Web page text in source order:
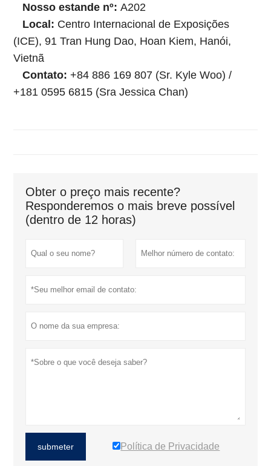
Nosso estande nº:A202
Local: Centro Internacional de Exposições
(ICE), 91 Tran Hung Dao, Hoan Kiem, Hanói,
Vietnã
Contato:+84 886 169 807 (Sr. Kyle Woo) /
+181 0595 6815 (Sra Jessica Chan)
Obter o preço mais recente?
Responderemos o mais breve possível
(dentro de 12 horas)
submeter Política de Privacidade